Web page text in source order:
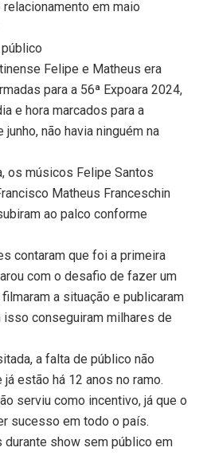
em maio
Felipe e Matheus era
para a 56ª Expoara 2024,
e hora marcados para a
não havia ninguém na
os músicos Felipe Santos
Matheus Franceschin
ao palco conforme
contaram que foi a primeira
com o desafio de fazer um
a situação e publicaram
conseguiram milhares de
a falta de público não
estão há 12 anos no ramo.
serviu como incentivo, já que o
sucesso em todo o país.
durante show sem público em